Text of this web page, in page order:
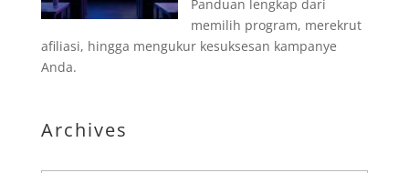
Panduan lengkap dari
memilih program, merekrut
afiliasi, hingga mengukur kesuksesan kampanye
Anda.
Archives